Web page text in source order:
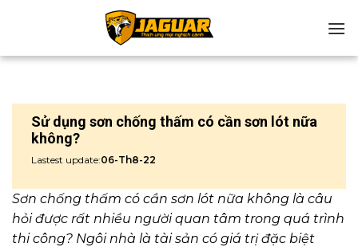
Sử dụng sơn chống thấm có cần sơn lót nữa
không?
Lastest update:06-Th8-22
Sơn chống thấm có cần sơn lót nữa không là câu
hỏi được rất nhiều người quan tâm trong quá trình
thi công? Ngôi nhà là tài sản có giá trị đặc biệt